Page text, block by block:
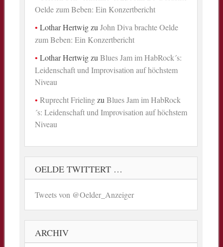
Oelde zum Beben: Ein Konzertbericht
Lothar HertwigzuJohn Diva brachte Oelde
zum Beben: Ein Konzertbericht
Lothar HertwigzuBlues Jam im HabRock´s:
Leidenschaft und Improvisation auf höchstem
Niveau
Ruprecht FrielingzuBlues Jam im HabRock
´s: Leidenschaft und Improvisation auf höchstem
Niveau
OELDE TWITTERT …
Tweets von @Oelder_Anzeiger
ARCHIV